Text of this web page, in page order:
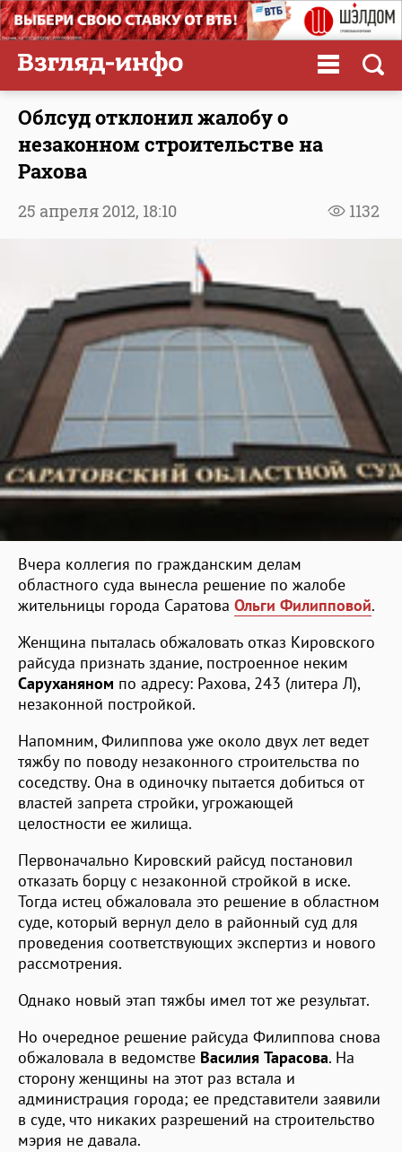
Облсуд отклонил жалобу о
незаконном строительстве на
Рахова
1132
25 апреля 2012, 18:10
Вчера коллегия по гражданским делам
областного суда вынесла решение по жалобе
жительницы города Саратова Ольги Филипповой.
Женщина пыталась обжаловать отказ Кировского
райсуда признать здание, построенное неким
Саруханяном по адресу: Рахова, 243 (литера Л),
незаконной постройкой.
Напомним, Филиппова уже около двух лет ведет
тяжбу по поводу незаконного строительства по
соседству. Она в одиночку пытается добиться от
властей запрета стройки, угрожающей
целостности ее жилища.
Первоначально Кировский райсуд постановил
отказать борцу с незаконной стройкой в иске.
Тогда истец обжаловала это решение в областном
суде, который вернул дело в районный суд для
проведения соответствующих экспертиз и нового
рассмотрения.
Однако новый этап тяжбы имел тот же результат.
Но очередное решение райсуда Филиппова снова
обжаловала в ведомстве Василия Тарасова. На
сторону женщины на этот раз встала и
администрация города; ее представители заявили
в суде, что никаких разрешений на строительство
мэрия не давала.